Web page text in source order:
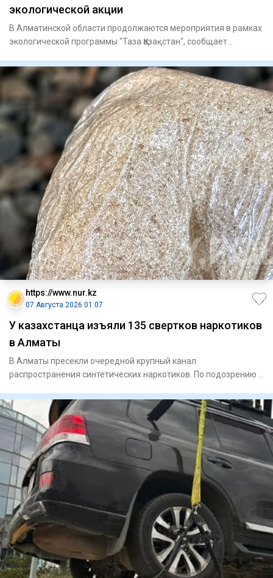
экологической акции
В Алматинской области продолжаются мероприятия в рамках
экологической программы "Таза Қазақстан", сообщает
https://www.nur.kz
07 Августа 2026 01:07
У казахстанца изъяли 135 свертков наркотиков
в Алматы
В Алматы пресекли очередной крупный канал
распространения синтетических наркотиков. По подозрению в